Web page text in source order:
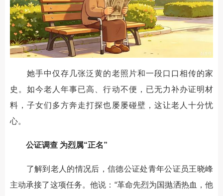
她手中仅存几张泛黄的老照片和一段口口相传的家
史。如今老人年事已高、行动不便，已无力补办证明材
料，子女们多方奔走打探也屡屡碰壁，这让老人十分忧
心。
公证调查 为烈属“正名”
了解到老人的情况后，信德公证处青年公证员王晓峰
主动承接了这项任务。他说：“革命先烈为国抛洒热血，他